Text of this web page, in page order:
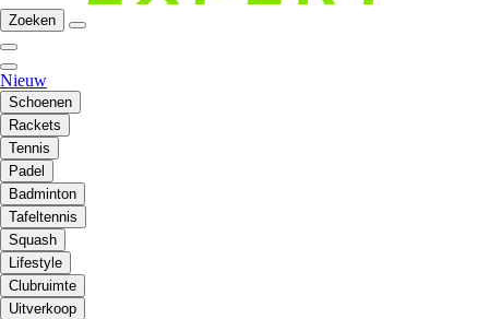
Zoeken
Nieuw
Schoenen
Rackets
Tennis
Padel
Badminton
Tafeltennis
Squash
Lifestyle
Clubruimte
Uitverkoop